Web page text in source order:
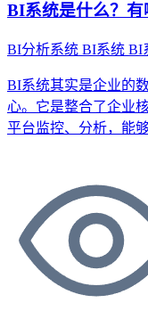
BI系统是什么？有
BI分析系统 BI系统 BI
BI系统其实是企业的
心。它是整合了企业
平台监控、分析，能